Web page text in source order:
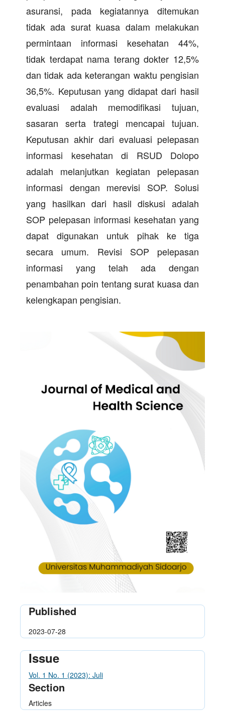
asuransi, pada kegiatannya ditemukan
tidak ada surat kuasa dalam melakukan
permintaan informasi kesehatan 44%,
tidak terdapat nama terang dokter 12,5%
dan tidak ada keterangan waktu pengisian
36,5%. Keputusan yang didapat dari hasil
evaluasi adalah memodifikasi tujuan,
sasaran serta trategi mencapai tujuan.
Keputusan akhir dari evaluasi pelepasan
informasi kesehatan di RSUD Dolopo
adalah melanjutkan kegiatan pelepasan
informasi dengan merevisi SOP. Solusi
yang hasilkan dari hasil diskusi adalah
SOP pelepasan informasi kesehatan yang
dapat digunakan untuk pihak ke tiga
secara umum. Revisi SOP pelepasan
informasi yang telah ada dengan
penambahan poin tentang surat kuasa dan
kelengkapan pengisian.
Published
2023-07-28
Issue
Vol. 1 No. 1 (2023): Juli
Section
Articles